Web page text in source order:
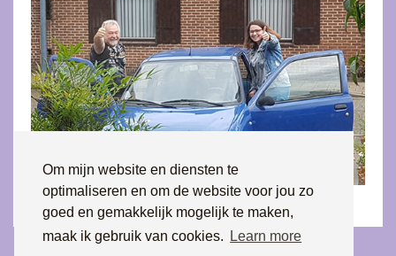
Om mijn website en diensten te
optimaliseren en om de website voor jou zo
goed en gemakkelijk mogelijk te maken,
maak ik gebruik van cookies.
Learn more
Het onwerkelijke werd onze werkelijkheid